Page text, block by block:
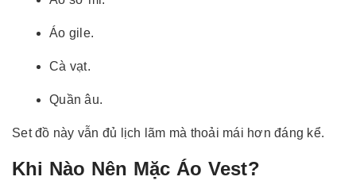
Áo gile.
Cà vạt.
Quần âu.
Set đồ này vẫn đủ lịch lãm mà thoải mái hơn đáng kể.
Khi Nào Nên Mặc Áo Vest?